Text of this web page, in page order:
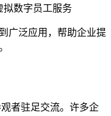
拟数字员工服务
广泛应用，帮助企业提
者驻足交流。许多企